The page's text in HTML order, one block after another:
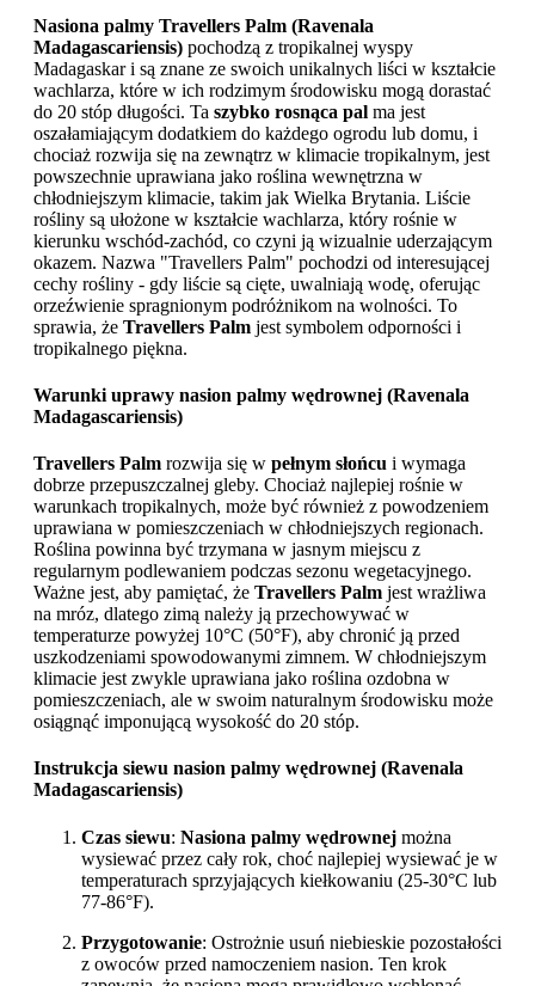
Nasiona palmy Travellers Palm (Ravenala
Madagascariensis) pochodzą z tropikalnej wyspy
Madagaskar i są znane ze swoich unikalnych liści w kształcie
wachlarza, które w ich rodzimym środowisku mogą dorastać
do 20 stóp długości. Ta szybko rosnąca pal ma jest
oszałamiającym dodatkiem do każdego ogrodu lub domu, i
chociaż rozwija się na zewnątrz w klimacie tropikalnym, jest
powszechnie uprawiana jako roślina wewnętrzna w
chłodniejszym klimacie, takim jak Wielka Brytania. Liście
rośliny są ułożone w kształcie wachlarza, który rośnie w
kierunku wschód-zachód, co czyni ją wizualnie uderzającym
okazem. Nazwa "Travellers Palm" pochodzi od interesującej
cechy rośliny - gdy liście są cięte, uwalniają wodę, oferując
orzeźwienie spragnionym podróżnikom na wolności. To
sprawia, że Travellers Palm jest symbolem odporności i
tropikalnego piękna.
Warunki uprawy nasion palmy wędrownej (Ravenala
Madagascariensis)
Travellers Palm rozwija się w pełnym słońcu i wymaga
dobrze przepuszczalnej gleby. Chociaż najlepiej rośnie w
warunkach tropikalnych, może być również z powodzeniem
uprawiana w pomieszczeniach w chłodniejszych regionach.
Roślina powinna być trzymana w jasnym miejscu z
regularnym podlewaniem podczas sezonu wegetacyjnego.
Ważne jest, aby pamiętać, że Travellers Palm jest wrażliwa
na mróz, dlatego zimą należy ją przechowywać w
temperaturze powyżej 10°C (50°F), aby chronić ją przed
uszkodzeniami spowodowanymi zimnem. W chłodniejszym
klimacie jest zwykle uprawiana jako roślina ozdobna w
pomieszczeniach, ale w swoim naturalnym środowisku może
osiągnąć imponującą wysokość do 20 stóp.
Instrukcja siewu nasion palmy wędrownej (Ravenala
Madagascariensis)
Czas siewu: Nasiona palmy wędrownej można
wysiewać przez cały rok, choć najlepiej wysiewać je w
temperaturach sprzyjających kiełkowaniu (25-30°C lub
77-86°F).
Przygotowanie: Ostrożnie usuń niebieskie pozostałości
z owoców przed namoczeniem nasion. Ten krok